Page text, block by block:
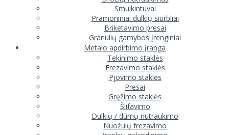
Smulkintuvai
Pramoniniai dulkių siurbliai
Briketavimo presai
Granulių gamybos įrenginiai
Metalo apdirbimo įranga
Tekinimo staklės
Frezavimo staklės
Pjovimo staklės
Presai
Gręžimo staklės
Šlifavimo
Dulkių / dūmų nutraukimo
Nuožulų frezavimo